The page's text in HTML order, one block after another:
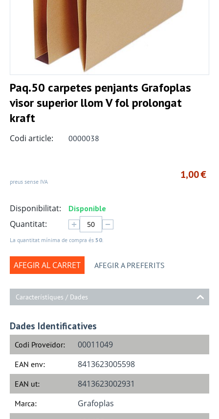
Paq.50 carpetes penjants Grafoplas
visor superior llom V fol prolongat
kraft
Codi article: 0000038
1,00€
preus sense IVA
Disponibilitat: Disponible
Quantitat: + −
La quantitat mínima de compra és 50.
AFEGIR AL CARRET AFEGIR A PREFERITS
Característiques / Dades
Dades Identificatives
Codi Proveïdor: 00011049
EAN env: 8413623005598
EAN ut: 8413623002931
Marca: Grafoplas